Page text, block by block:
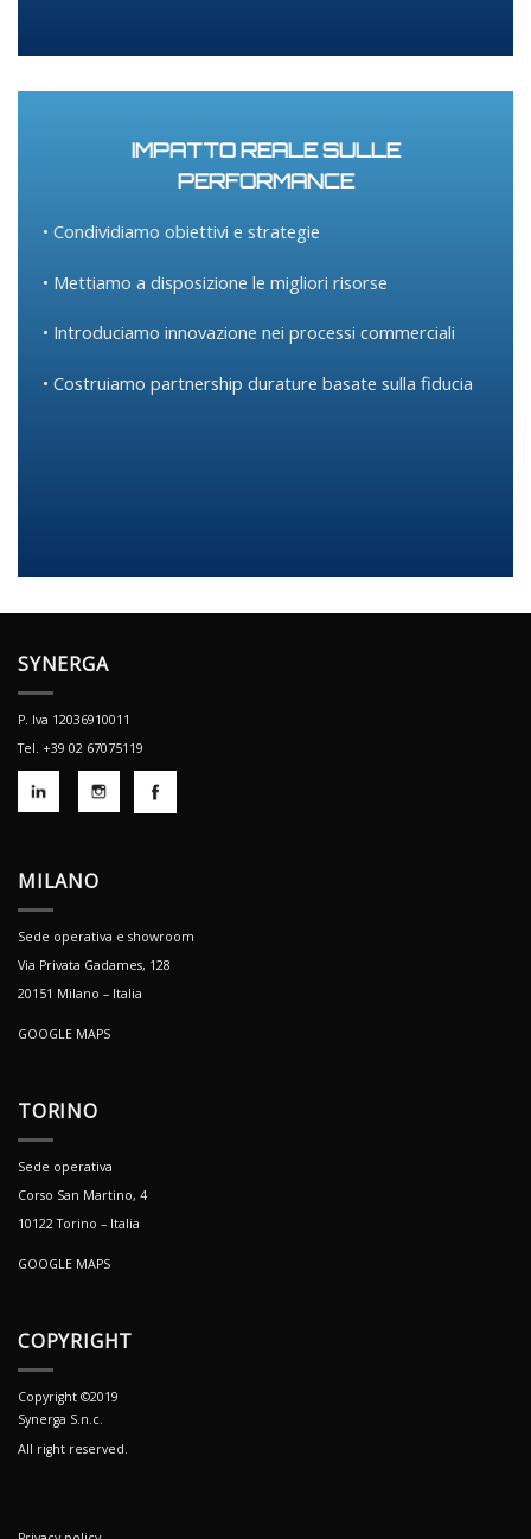
IMPATTO REALE SULLE
PERFORMANCE
• Condividiamo obiettivi e strategie
• Mettiamo a disposizione le migliori risorse
• Introduciamo innovazione nei processi commerciali
• Costruiamo partnership durature basate sulla fiducia
SYNERGA
P. Iva 12036910011
Tel. +39 02 67075119
MILANO
Sede operativa e showroom
Via Privata Gadames, 128
20151 Milano – Italia
GOOGLE MAPS
TORINO
Sede operativa
Corso San Martino, 4
10122 Torino – Italia
GOOGLE MAPS
COPYRIGHT
Copyright ©2019
Synerga S.n.c.
All right reserved.